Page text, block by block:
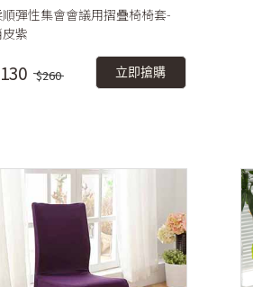
彈性集會會議用摺疊椅椅套-
紫
$260 立即搶購